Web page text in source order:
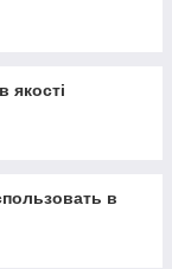
якості
в